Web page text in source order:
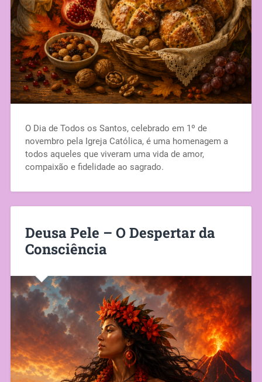
O Dia de Todos os Santos, celebrado em 1º de
novembro pela Igreja Católica, é uma homenagem a
todos aqueles que viveram uma vida de amor,
compaixão e fidelidade ao sagrado.
Deusa Pele – O Despertar da
Consciência